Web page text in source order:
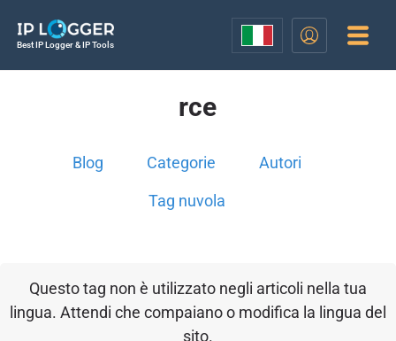
Best IP Logger & IP Tools
rce
Blog Categorie Autori
Tag nuvola